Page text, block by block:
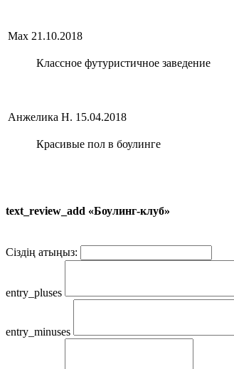
Max 21.10.2018
Классное футуристичное заведение
Анжелика Н. 15.04.2018
Красивые пол в боулинге
text_review_add «Боулинг-клуб»
Сіздің атыңыз:
entry_pluses
entry_minuses